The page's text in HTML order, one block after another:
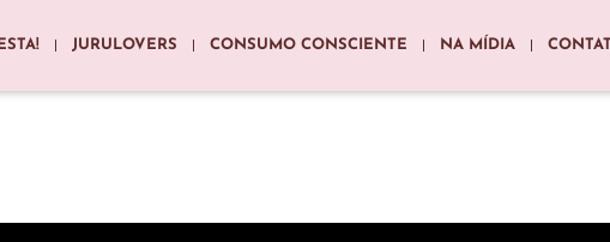
JURULOVERS CONSUMO CONSCIENTE NA MÍDIA